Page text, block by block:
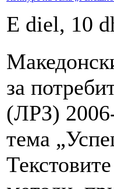
E diel, 10
за
(ЛРЗ)
тема